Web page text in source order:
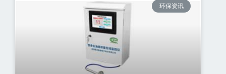
环保资讯